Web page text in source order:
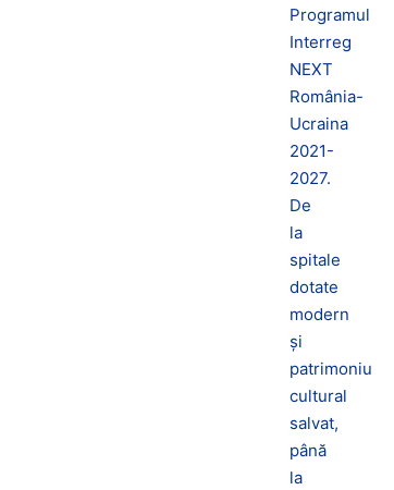
Programul
Interreg
NEXT
România-
Ucraina
2021-
2027.
De
la
spitale
dotate
modern
și
patrimoniu
cultural
salvat,
până
la